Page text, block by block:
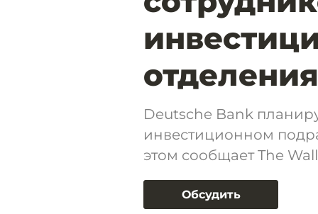
Deutsche Bank
инвестиционном
этом сообщает The
Обсудить